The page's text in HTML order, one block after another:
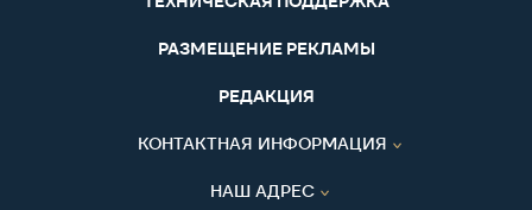
РАЗМЕЩЕНИЕ РЕКЛАМЫ
РЕДАКЦИЯ
КОНТАКТНАЯ ИНФОРМАЦИЯ
НАШ АДРЕС